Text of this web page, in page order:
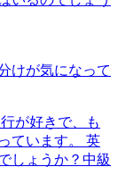
けが気になって
が好きで、も
ています。 英
しょうか？中級